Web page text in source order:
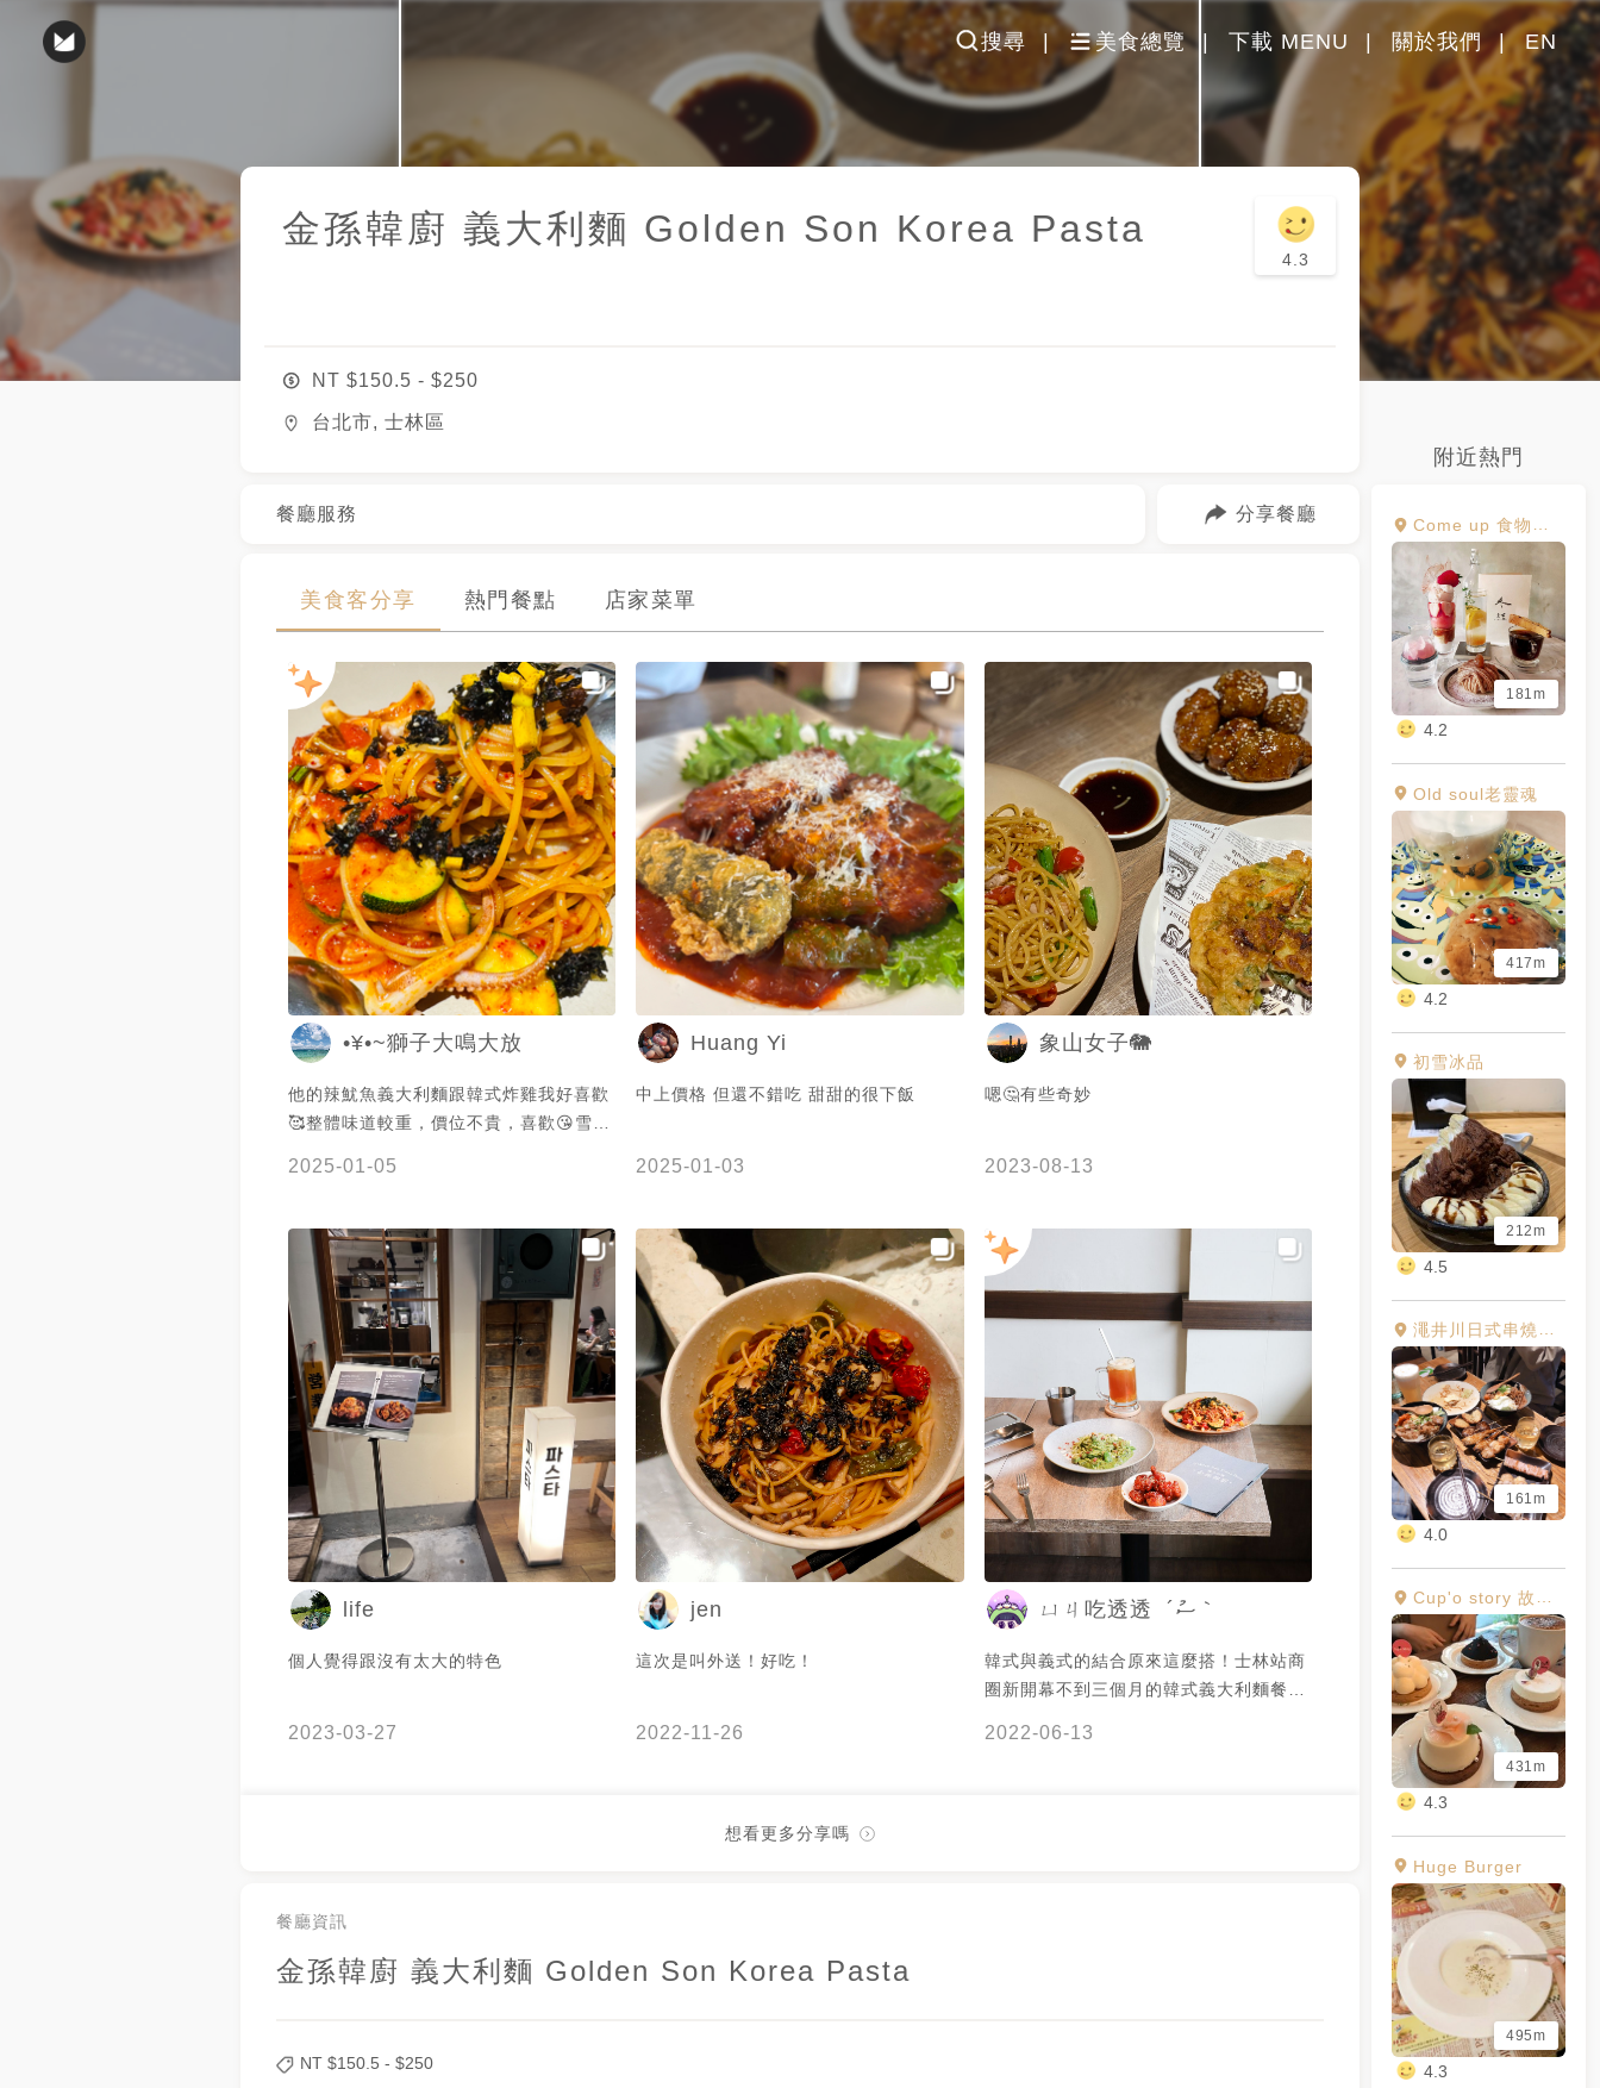
搜尋 美食總覽 下載 MENU 關於我們 EN
附近熱門
Come up 食物與派對製造公司
181m
4.2
Old soul老靈魂
417m
4.2
初雪冰品
212m
4.5
澠井川日式串燒居酒屋 貳場
161m
4.0
Cup'o story 故事點心坊
431m
4.3
Huge Burger
495m
4.3
金孫韓廚 義大利麵 Golden Son Korea Pasta
4.3
NT $150.5 - $250
台北市, 士林區
餐廳服務 分享餐廳
美食客分享 熱門餐點 店家菜單
•¥•~獅子大鳴大放
他的辣魷魚義大利麵跟韓式炸雞我好喜歡
🥰整體味道較重，價位不貴，喜歡😘雪濃
2025-01-05
Huang Yi
中上價格 但還不錯吃 甜甜的很下飯
2025-01-03
象山女子🐘
嗯🤔有些奇妙
2023-08-13
life
個人覺得跟沒有太大的特色
2023-03-27
jen
這次是叫外送！好吃！
2022-11-26
ㄩㄐ吃透透 ´ސު｀
韓式與義式的結合原來這麼搭！士林站商
圈新開幕不到三個月的韓式義大利麵餐
2022-06-13
想看更多分享嗎
餐廳資訊
金孫韓廚 義大利麵 Golden Son Korea Pasta
NT $150.5 - $250